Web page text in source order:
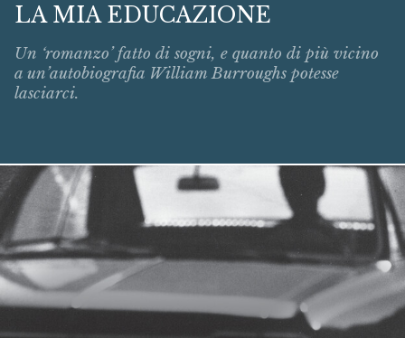
LA MIA EDUCAZIONE
Un ‘romanzo’ fatto di sogni, e quanto di più vicino
a un’autobiografia William Burroughs potesse
lasciarci.